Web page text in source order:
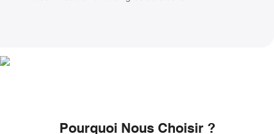
Pourquoi Nous Choisir ?